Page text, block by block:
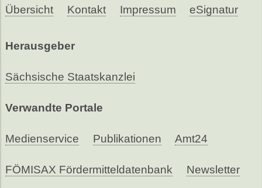
Übersicht Kontakt Impressum eSignatur
Herausgeber
Sächsische Staatskanzlei
Verwandte Portale
Medienservice Publikationen Amt24
FÖMISAX Fördermitteldatenbank Newsletter